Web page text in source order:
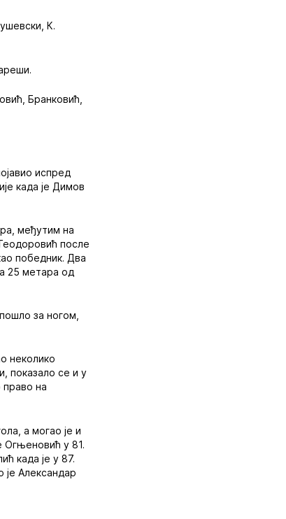
К.
Бранковић,
испред
када је Димов
међутим на
после
победник. Два
25 метара од
за ногом,
неколико
показало се и у
право на
а могао је и
Огњеновић у 81.
када је у 87.
је Александар